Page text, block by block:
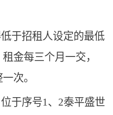
于招租人设定的最低
金每三个月 一交，
一次。
位于序号1、2泰平盛世